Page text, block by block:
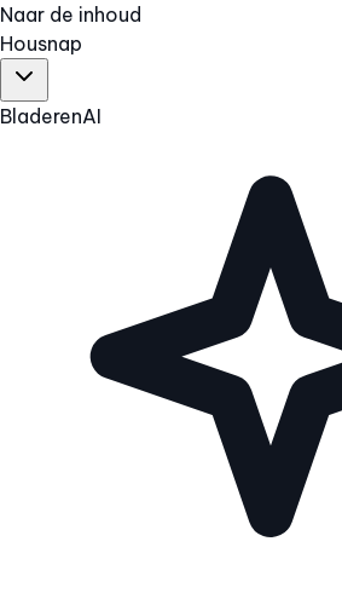
Naar de inhoud
Housnap
BladerenAI